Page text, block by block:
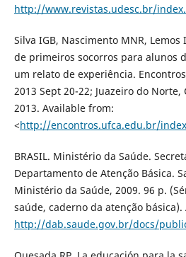
http://www.revistas.udesc.br/
Silva IGB, Nascimento MNR, Lemos
de primeiros socorros para alunos
um relato de experiência.
2013 Sept 20-22; Juazeiro do Norte,
2013. Available from:
<http://encontros.ufca.edu.br/
BRASIL. Ministério da Saúde.
Departamento de Atenção Básica.
Ministério da Saúde, 2009. 96 p.
saúde, caderno da atenção
http://dab.saude.gov.br/docs/